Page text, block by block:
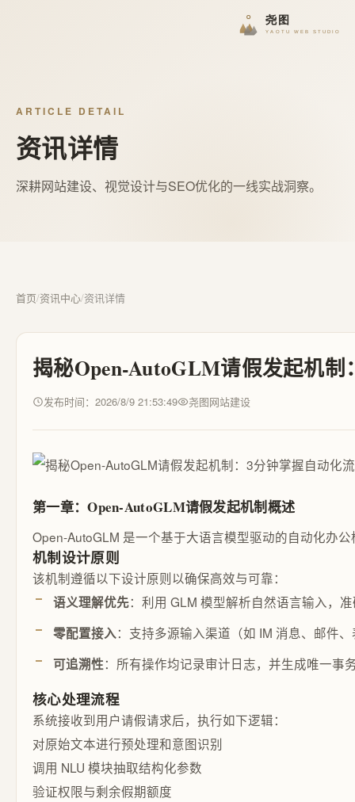
ARTICLE DETAIL
资讯详情
深耕网站建设、视觉设计与SEO优化的一线实战洞察。
首页/资讯中心/资讯详情
揭秘Open-AutoGLM请假发起机
发布时间：2026/8/9 21:53:49 尧图网站建设
第一章：Open-AutoGLM请假发起机制概述
Open-AutoGLM 是一个基于大语言模型驱动的自动化办
机制设计原则
该机制遵循以下设计原则以确保高效与可靠：
语义理解优先：利用 GLM 模型解析自然语言输入，
零配置接入：支持多源输入渠道（如 IM 消息、邮件
可追溯性：所有操作均记录审计日志，并生成唯一事
核心处理流程
系统接收到用户请假请求后，执行如下逻辑：
对原始文本进行预处理和意图识别
调用 NLU 模块抽取结构化参数
验证权限与剩余假期额度